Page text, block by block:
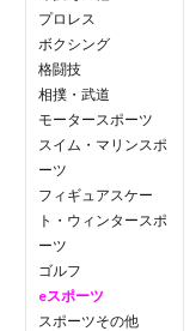
プロレス
ボクシング
格闘技
相撲・武道
モータースポーツ
スイム・マリンスポ
ーツ
フィギュアスケー
ト・ウィンタースポ
ーツ
ゴルフ
eスポーツ
スポーツその他